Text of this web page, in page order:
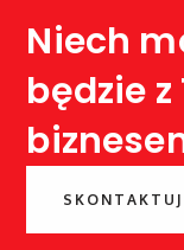
Niech
będzie